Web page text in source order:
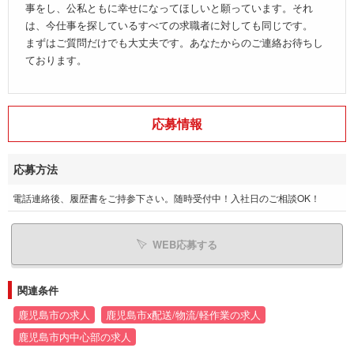
事をし、公私ともに幸せになってほしいと願っています。それ
は、今仕事を探しているすべての求職者に対しても同じです。
まずはご質問だけでも大丈夫です。あなたからのご連絡お待ちし
ております。
応募情報
応募方法
電話連絡後、履歴書をご持参下さい。随時受付中！入社日のご相談OK！
WEB応募する
関連条件
鹿児島市の求人
鹿児島市x配送/物流/軽作業の求人
鹿児島市内中心部の求人